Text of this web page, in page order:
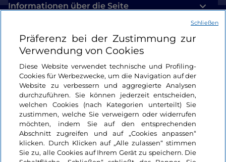
Informationen über die Seite
Nützliche Links
Login
Bleiben wir in Kontakt
Präferenz bei der Zustimmung zur
Verwendung von Cookies
Diese Website verwendet technische und Profiling-
Cookies für Werbezwecke, um die Navigation auf der
Website zu verbessern und aggregierte Analysen
durchzuführen. Sie können jederzeit entscheiden,
welchen Cookies (nach Kategorien unterteilt) Sie
zustimmen, welche Sie verweigern oder widerrufen
möchten, indem Sie auf den entsprechenden
Abschnitt zugreifen und auf „Cookies anpassen“
klicken. Durch Klicken auf „Alle zulassen“ stimmen
Sie zu, alle Cookies auf Ihrem Gerät zu speichern. Die
Schließen